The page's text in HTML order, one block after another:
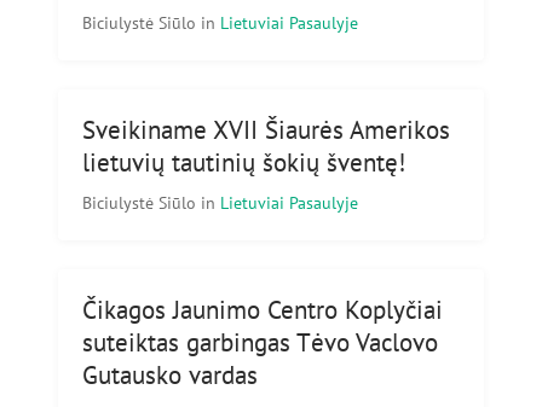
Biciulystė Siūlo in Lietuviai Pasaulyje
Sveikiname XVII Šiaurės Amerikos
lietuvių tautinių šokių šventę!
Biciulystė Siūlo in Lietuviai Pasaulyje
Čikagos Jaunimo Centro Koplyčiai
suteiktas garbingas Tėvo Vaclovo
Gutausko vardas